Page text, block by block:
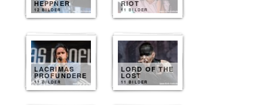
HEPPNER
12 BILDER
RIOT
11 BILDER
LACRIMAS
PROFUNDERE
11 BILDER
LORD OF THE
LOST
11 BILDER